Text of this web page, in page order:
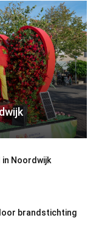
in Noordwijk
brandstichting